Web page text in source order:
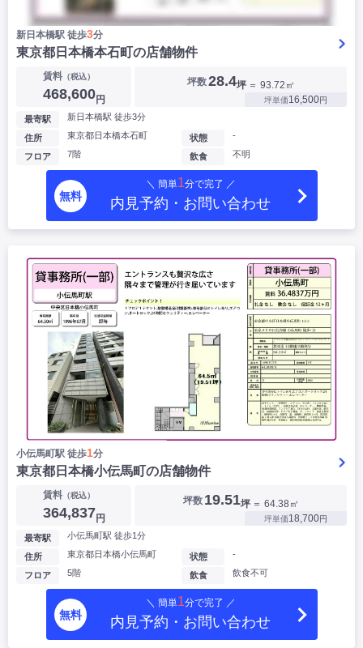
新日本橋駅 徒歩3分
東京都日本橋本石町の店舗物件
賃料（税込）
468,600円
坪数28.4坪 ＝ 93.72㎡
坪単価16,500円
最寄駅 新日本橋駅 徒歩3分
住所 東京都日本橋本石町
フロア 7階
状態 -
飲食 不明
無料
＼ 簡単1分で完了 ／
内見予約・お問い合わせ
小伝馬町駅 徒歩1分
東京都日本橋小伝馬町の店舗物件
賃料（税込）
364,837円
坪数 19.51坪 ＝ 64.38㎡
坪単価18,700円
最寄駅 小伝馬町駅 徒歩1分
住所 東京都日本橋小伝馬町
フロア 5階
状態 -
飲食 飲食不可
無料
＼ 簡単1分で完了 ／
内見予約・お問い合わせ